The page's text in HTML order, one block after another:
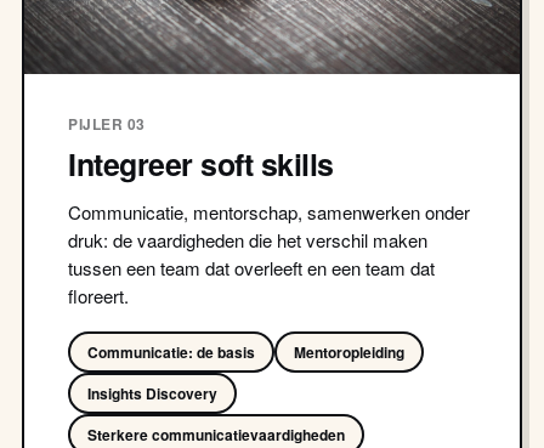
PIJLER 03
Integreer soft skills
Communicatie, mentorschap, samenwerken onder
druk: de vaardigheden die het verschil maken
tussen een team dat overleeft en een team dat
floreert.
Communicatie: de basis
Mentoropleiding
Insights Discovery
Sterkere communicatievaardigheden